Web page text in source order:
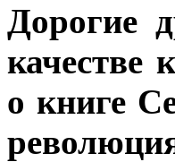
Дорогие
качестве
о книге